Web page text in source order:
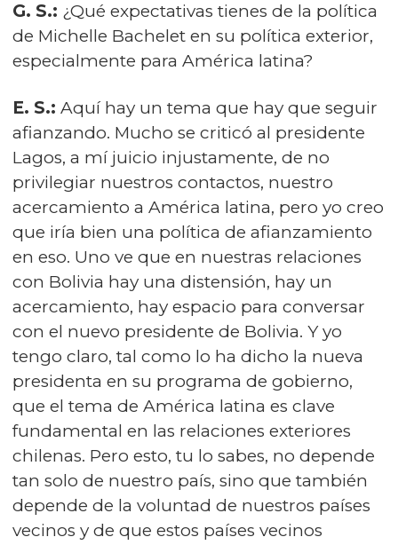
G. S.: ¿Qué expectativas tienes de la política
de Michelle Bachelet en su política exterior,
especialmente para América latina?
E. S.: Aquí hay un tema que hay que seguir
afianzando. Mucho se criticó al presidente
Lagos, a mí juicio injustamente, de no
privilegiar nuestros contactos, nuestro
acercamiento a América latina, pero yo creo
que iría bien una política de afianzamiento
en eso. Uno ve que en nuestras relaciones
con Bolivia hay una distensión, hay un
acercamiento, hay espacio para conversar
con el nuevo presidente de Bolivia. Y yo
tengo claro, tal como lo ha dicho la nueva
presidenta en su programa de gobierno,
que el tema de América latina es clave
fundamental en las relaciones exteriores
chilenas. Pero esto, tu lo sabes, no depende
tan solo de nuestro país, sino que también
depende de la voluntad de nuestros países
vecinos y de que estos países vecinos